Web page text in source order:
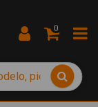
0